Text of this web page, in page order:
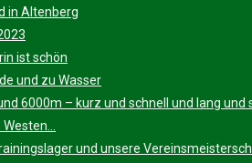
in Altenberg
ist schön
und zu Wasser
6000m – kurz und schnell und lang und
und unsere